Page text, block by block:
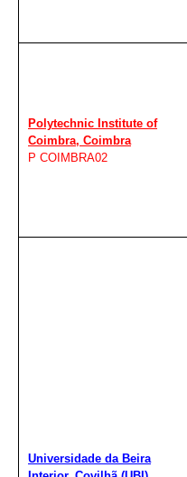
Polytechnic Institute of
Coimbra, Coimbra
P COIMBRA02
Universidade da Beira